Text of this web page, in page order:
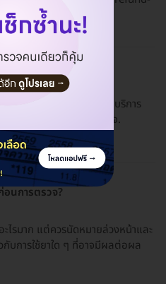
มใช้เวลานานแค่ไหน?
ระมาณ 30-60 นาทีในการรับบริการ
ณ 2-3 วันหลังจากการตรวจ.
อนการตรวจ?
ไรมาก แต่ควรนัดหมายล่วงหน้าและ
บการใช้ยาใด ๆ ที่อาจมีผลต่อผล